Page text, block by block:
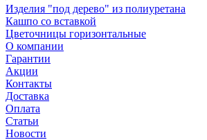
Изделия "под дерево" из полиуретана
Кашпо со вставкой
Цветочницы горизонтальные
О компании
Гарантии
Акции
Контакты
Доставка
Оплата
Статьи
Новости